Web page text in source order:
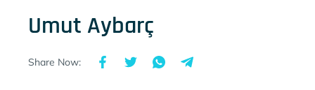
Umut Aybarç
Share Now: